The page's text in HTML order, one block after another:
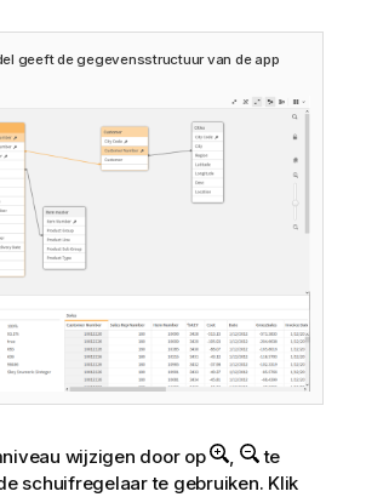
geeft de gegevensstructuur van de app
wijzigen door op ,
te
schuifregelaar te gebruiken. Klik